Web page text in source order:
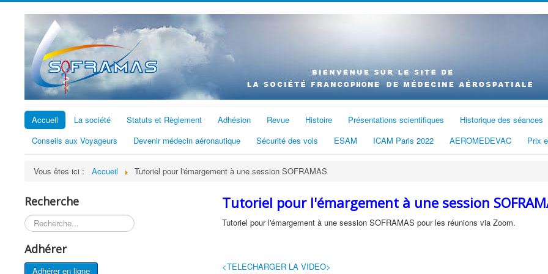
Accueil La société Statuts et Règlement Adhésion Revue Histoire Présentations scientifiques
Historique des séances
Conseils aux Voyageurs
Devenir médecin aéronautique Sécurité des vols ESAM ICAM Paris 2022 AEROMEDEVAC Prix
Vous êtes ici : Accueil Tutoriel pour l'émargement à une session SOFRAMAS
Recherche
Rechercher
Adhérer
Adhérer en ligne
Tutoriel pour l'émargement à une session
Tutoriel pour l'émargement à une session SOFRAMAS pour les réunions via Zoom.
<TELECHARGER LA VIDEO>